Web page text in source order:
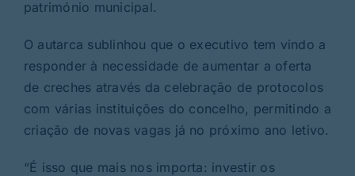
património municipal.
O autarca sublinhou que o executivo tem vindo a
responder à necessidade de aumentar a oferta
de creches através da celebração de protocolos
com várias instituições do concelho, permitindo a
criação de novas vagas já no próximo ano letivo.
“É isso que mais nos importa: investir os